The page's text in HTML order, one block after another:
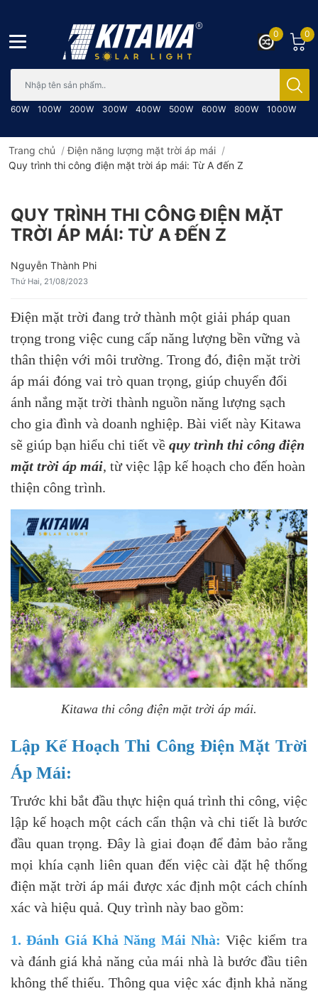
60W 100W 200W 300W 400W 500W 600W 800W 1000W
0
0
Trang chủ /Điện năng lượng mặt trời áp mái /
Quy trình thi công điện mặt trời áp mái: Từ A đến Z
QUY TRÌNH THI CÔNG ĐIỆN MẶT
TRỜI ÁP MÁI: TỪ A ĐẾN Z
Nguyễn Thành Phi
Thứ Hai, 21/08/2023
Điện mặt trời đang trở thành một giải pháp quan
trọng trong việc cung cấp năng lượng bền vững và
thân thiện với môi trường. Trong đó, điện mặt trời
áp mái đóng vai trò quan trọng, giúp chuyển đổi
ánh nắng mặt trời thành nguồn năng lượng sạch
cho gia đình và doanh nghiệp. Bài viết này Kitawa
sẽ giúp bạn hiểu chi tiết về quy trình thi công điện
mặt trời áp mái, từ việc lập kế hoạch cho đến hoàn
thiện công trình.
Kitawa thi công điện mặt trời áp mái.
Lập Kế Hoạch Thi Công Điện Mặt Trời
Áp Mái:
Trước khi bắt đầu thực hiện quá trình thi công, việc
lập kế hoạchmột cách cẩn thận và chi tiết là bước
đầu quan trọng. Đây là giai đoạn để đảm bảo rằng
mọi khía cạnh liên quan đến việc cài đặt hệ thống
điện mặt trời áp mái được xác định một cách chính
xác và hiệu quả. Quy trình này bao gồm:
1. Đánh Giá Khả Năng Mái Nhà: Việc kiểm tra
và đánh giá khả năng của mái nhà là bước đầu tiên
không thể thiếu. Thông qua việc xác định khả năng